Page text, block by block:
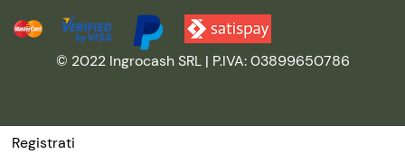
© 2022 Ingrocash SRL | P.IVA: 03899650786
Registrati